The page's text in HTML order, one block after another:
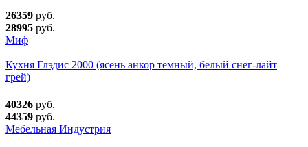
26359 руб.
28995 руб.
Миф
Кухня Глэдис 2000 (ясень анкор темный, белый снег-лайт
грей)
40326 руб.
44359 руб.
Мебельная Индустрия